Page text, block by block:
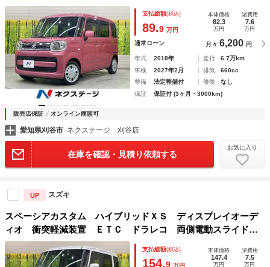
ｏｏｔｈ シートヒーター スマートキー プッシュスター
ト サンシェード 電動格納ドアミラー
支払総額(税込)
89.9 万円
本体価格
82.3
万円
諸費用
7.6
万円
通常ローン 月々 6,200 円
年式 2018年 走行
6.7万km
車検
2027年2月 排気
660cc
整備
法定整備付 修復
なし
保証
保証付 (3ヶ月・3000km)
販売店保証 オンライン商談可
愛知県刈谷市 ネクステージ 刈谷店
在庫を確認・見積り依頼する
お気に入り
UP スズキ
スペーシアカスタム ハイブリッドＸＳ ディスプレイオーデ
ィオ 衝突軽減装置 ＥＴＣ ドラレコ 両側電動スライド
レーダークルーズ ＬＥＤヘッド Ｂｌｕｅｔｏｏｔｈ ヘッ
ドアップディスプレイ オートエアコン スマートキー
支払総額(税込)
154.9 万円
本体価格
147.4
万円
諸費用
7.5
万円